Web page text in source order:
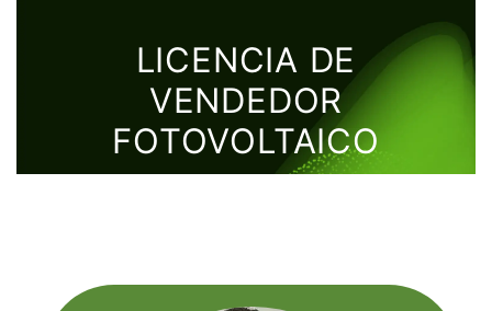
LICENCIA DE
VENDEDOR
FOTOVOLTAICO